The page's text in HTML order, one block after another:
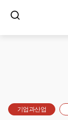
기업과산업